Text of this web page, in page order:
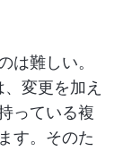
は難しい。
変更を加え
っている複
す。そのた